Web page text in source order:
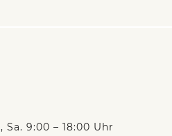
Sa. 9:00 – 18:00 Uhr